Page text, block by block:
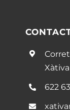
Xàtiva
622